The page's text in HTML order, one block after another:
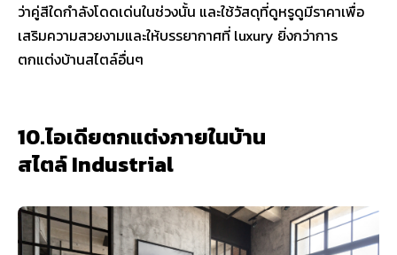
ว่าคู่สีใดกำลังโดดเด่นในช่วงนั้น และใช้วัสดุที่ดูหรูดูมีราคาเพื่อ
เสริมความสวยงามและให้บรรยากาศที่ luxury ยิ่งกว่าการ
ตกแต่งบ้านสไตล์อื่นๆ
10.ไอเดียตกแต่งภายในบ้าน
สไตล์ Industrial